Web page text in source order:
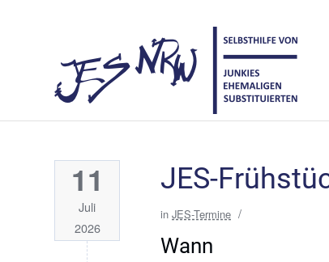
11
Juli
2026
JES-
in JES-Termine /
Wann